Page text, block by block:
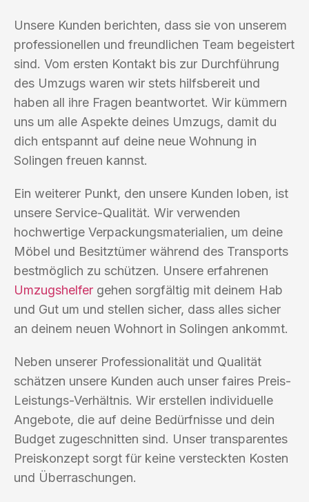
Unsere Kunden berichten, dass sie von unserem
professionellen und freundlichen Team begeistert
sind. Vom ersten Kontakt bis zur Durchführung
des Umzugs waren wir stets hilfsbereit und
haben all ihre Fragen beantwortet. Wir kümmern
uns um alle Aspekte deines Umzugs, damit du
dich entspannt auf deine neue Wohnung in
Solingen freuen kannst.
Ein weiterer Punkt, den unsere Kunden loben, ist
unsere Service-Qualität. Wir verwenden
hochwertige Verpackungsmaterialien, um deine
Möbel und Besitztümer während des Transports
bestmöglich zu schützen. Unsere erfahrenen
Umzugshelfer gehen sorgfältig mit deinem Hab
und Gut um und stellen sicher, dass alles sicher
an deinem neuen Wohnort in Solingen ankommt.
Neben unserer Professionalität und Qualität
schätzen unsere Kunden auch unser faires Preis-
Leistungs-Verhältnis. Wir erstellen individuelle
Angebote, die auf deine Bedürfnisse und dein
Budget zugeschnitten sind. Unser transparentes
Preiskonzept sorgt für keine versteckten Kosten
und Überraschungen.